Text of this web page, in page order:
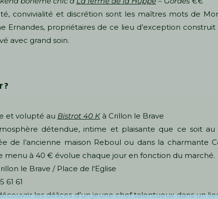
convivialité et discrétion sont les maîtres mots de
Ernandes, propriétaires de ce lieu d’exception construit
avec grand soin.
?
et volupté au Bistrot 40 Kà Crillon le Brave
détendue, intime et plaisante que ce soit au
de l’ancienne maison Reboul ou dans la charmante
menu à 40 € évolue chaque jour en fonction du marché.
le Brave / Place de l'Eglise
61 61
les délices d’un jeune chef talentueux dans un